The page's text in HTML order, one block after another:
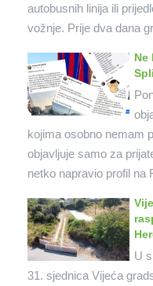
autobusnih linija ili
vožnje. Prije dva dana
Ne
kojima osobno nemam
objavljuje samo za
netko napravio profil na
U
31. sjednica Vijeća